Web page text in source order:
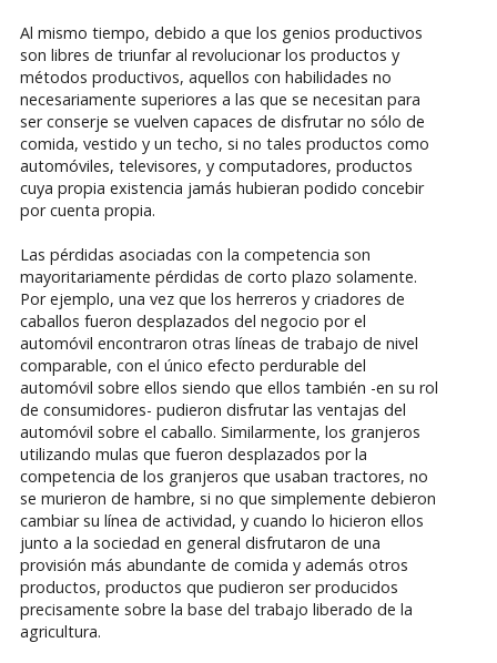
Al mismo tiempo, debido a que los genios productivos
son libres de triunfar al revolucionar los productos y
métodos productivos, aquellos con habilidades no
necesariamente superiores a las que se necesitan para
ser conserje se vuelven capaces de disfrutar no sólo de
comida, vestido y un techo, si no tales productos como
automóviles, televisores, y computadores, productos
cuya propia existencia jamás hubieran podido concebir
por cuenta propia.
Las pérdidas asociadas con la competencia son
mayoritariamente pérdidas de corto plazo solamente.
Por ejemplo, una vez que los herreros y criadores de
caballos fueron desplazados del negocio por el
automóvil encontraron otras líneas de trabajo de nivel
comparable, con el único efecto perdurable del
automóvil sobre ellos siendo que ellos también -en su rol
de consumidores- pudieron disfrutar las ventajas del
automóvil sobre el caballo. Similarmente, los granjeros
utilizando mulas que fueron desplazados por la
competencia de los granjeros que usaban tractores, no
se murieron de hambre, si no que simplemente debieron
cambiar su línea de actividad, y cuando lo hicieron ellos
junto a la sociedad en general disfrutaron de una
provisión más abundante de comida y además otros
productos, productos que pudieron ser producidos
precisamente sobre la base del trabajo liberado de la
agricultura.